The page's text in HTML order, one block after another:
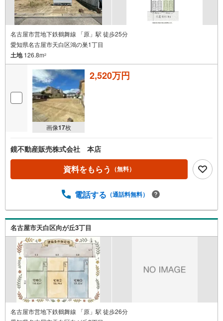
名古屋市営地下鉄鶴舞線 「原」駅 徒歩25分
愛知県名古屋市天白区鴻の巣1丁目
土地126.8m2
画像17枚
2,520万円
鏡不動産販売株式会社 本店
資料をもらう （無料）
電話する （通話料無料）
名古屋市天白区向が丘3丁目
名古屋市営地下鉄鶴舞線 「原」駅 徒歩26分